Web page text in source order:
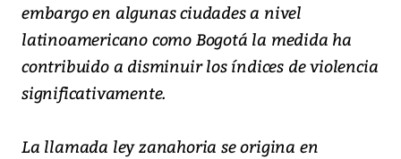
embargo en algunas ciudades a nivel
latinoamericano como Bogotá la medida ha
contribuido a disminuir los índices de violencia
significativamente.
La llamada ley zanahoria se origina en